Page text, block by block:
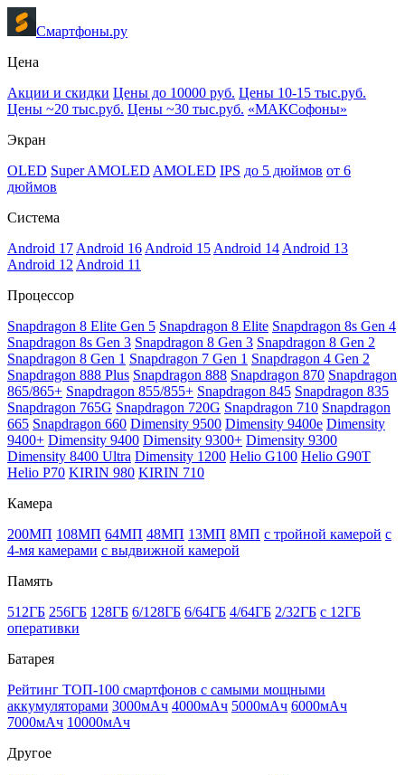
Смартфоны.ру
Цена
Акции и скидки Цены до 10000 руб. Цены 10-15 тыс.руб.
Цены ~20 тыс.руб. Цены ~30 тыс.руб. «МАКСофоны»
Экран
OLED Super AMOLED AMOLED IPS до 5 дюймов от 6
дюймов
Система
Android 17 Android 16 Android 15 Android 14 Android 13
Android 12 Android 11
Процессор
Snapdragon 8 Elite Gen 5 Snapdragon 8 Elite Snapdragon 8s Gen 4
Snapdragon 8s Gen 3 Snapdragon 8 Gen 3 Snapdragon 8 Gen 2
Snapdragon 8 Gen 1 Snapdragon 7 Gen 1 Snapdragon 4 Gen 2
Snapdragon 888 Plus Snapdragon 888 Snapdragon 870 Snapdragon
865/865+ Snapdragon 855/855+ Snapdragon 845 Snapdragon 835
Snapdragon 765G Snapdragon 720G Snapdragon 710 Snapdragon
665 Snapdragon 660 Dimensity 9500 Dimensity 9400e Dimensity
9400+ Dimensity 9400 Dimensity 9300+ Dimensity 9300
Dimensity 8400 Ultra Dimensity 1200 Helio G100 Helio G90T
Helio P70 KIRIN 980 KIRIN 710
Камера
200МП 108МП 64МП 48МП 13МП 8МП с тройной камерой с
4-мя камерами с выдвижной камерой
Память
512ГБ 256ГБ 128ГБ 6/128ГБ 6/64ГБ 4/64ГБ 2/32ГБ с 12ГБ
оперативки
Батарея
Рейтинг ТОП-100 смартфонов с самыми мощными
аккумуляторами 3000мАч 4000мАч 5000мАч 6000мАч
7000мАч 10000мАч
Другое